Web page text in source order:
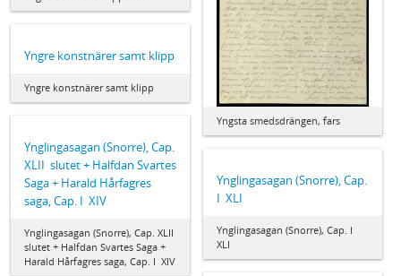
Yngsta smedsdrängen, fars
Yngre konstnärer samt klipp
Yngre konstnärer samt klipp
Ynglingasagan (Snorre), Cap.
XLII  slutet + Halfdan Svartes
Saga + Harald Hårfagres
saga, Cap. I  XIV
Ynglingasagan (Snorre), Cap. XLII 
slutet + Halfdan Svartes Saga +
Harald Hårfagres saga, Cap. I  XIV
Ynglingasagan (Snorre), Cap.
I  XLI
Ynglingasagan (Snorre), Cap. I 
XLI